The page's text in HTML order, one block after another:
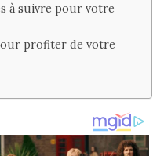
à suivre pour votre
profiter de votre